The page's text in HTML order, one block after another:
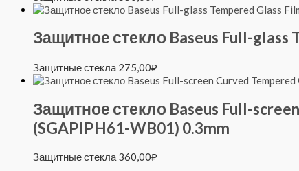
Защитное стекло Baseus Full-glass
Защитные стекла 275,00₽
Защитное стекло Baseus Full-
(SGAPIPH61-WB01) 0.3mm
Защитные стекла 360,00₽